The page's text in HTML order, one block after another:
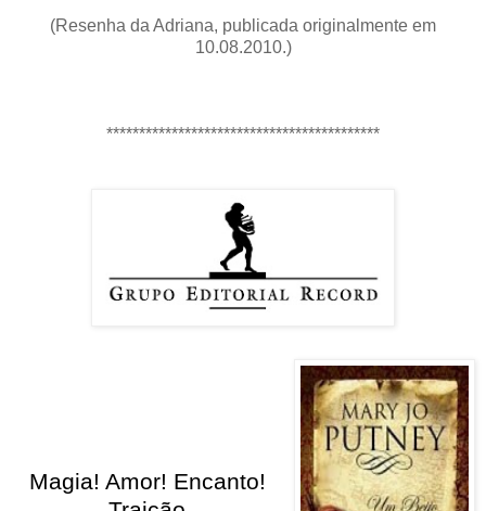
(Resenha da Adriana, publicada originalmente em
10.08.2010.)
******************************************
Magia! Amor! Encanto!